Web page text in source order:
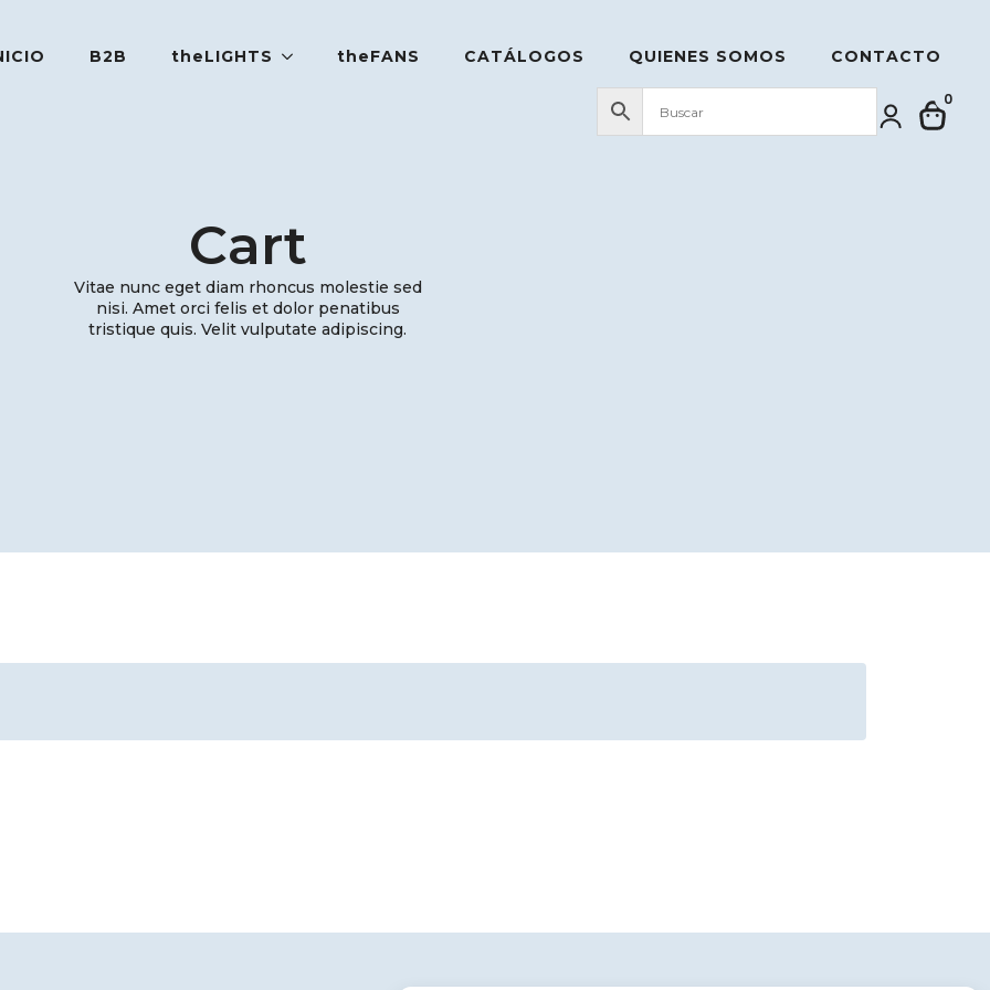
B2B theLIGHTS theFANS CATÁLOGOS QUIENES SOMOS CONTACTO
0
Cart
Vitae nunc eget diam rhoncus molestie sed
nisi. Amet orci felis et dolor penatibus
tristique quis. Velit vulputate adipiscing.